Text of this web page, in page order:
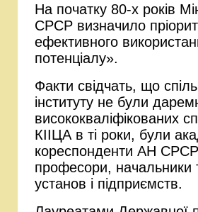
На початку 80-х років
СРСР визначило
ефективного
потенціалу».
Факти свідчать, що
інституту не були
висококваліфікованих
КІІЦА в ті роки, були
кореспонденти АН
професори, начальники
установ і підприємств.